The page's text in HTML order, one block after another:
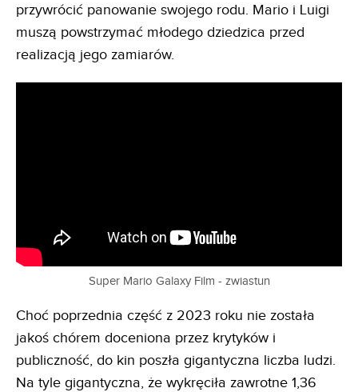
przywrócić panowanie swojego rodu. Mario i Luigi
muszą powstrzymać młodego dziedzica przed
realizacją jego zamiarów.
Super Mario Galaxy Film - zwiastun
Choć poprzednia część z 2023 roku nie została
jakoś chórem doceniona przez krytyków i
publiczność, do kin poszła gigantyczna liczba ludzi.
Na tyle gigantyczna, że wykręciła zawrotne 1,36